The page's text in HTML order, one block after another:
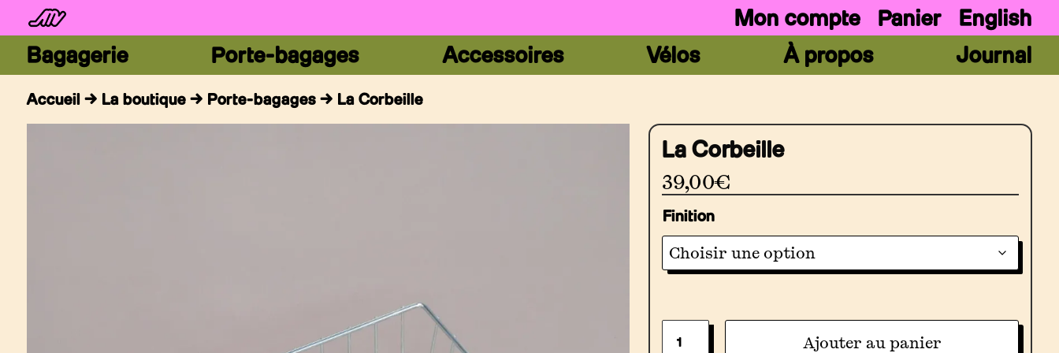
Bagagerie Porte-bagages Accessoires Vélos À propos Journal
Mon compte Panier English
Accueil→ La boutique→ Porte-bagages→ La Corbeille
La Corbeille
39,00€
Finition
Ajouter au panier